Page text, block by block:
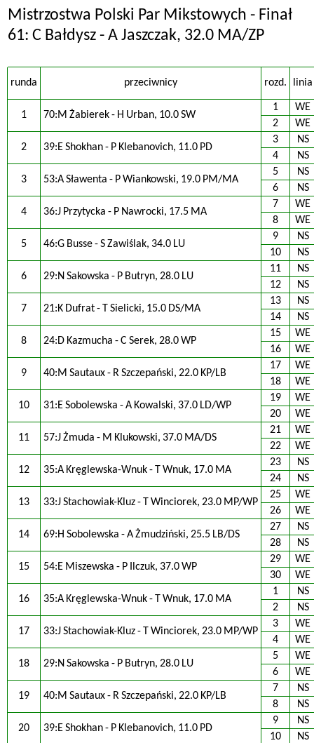
Mistrzostwa Polski Par Mikstowych - Finał
61: C Bałdysz - A Jaszczak, 32.0 MA/ZP
runda przeciwnicy rozd. linia
1 70:M Żabierek - H Urban, 10.0 SW
1
WE
2
WE
2 39:E Shokhan - P Klebanovich, 11.0 PD
3
NS
4
NS
3 53:A Sławenta - P Wiankowski, 19.0 PM/MA
5
NS
6
NS
4 36:J Przytycka - P Nawrocki, 17.5 MA
7
WE
8
WE
5 46:G Busse - S Zawiślak, 34.0 LU
9
NS
10
NS
6 29:N Sakowska - P Butryn, 28.0 LU
11
NS
12
NS
7 21:K Dufrat - T Sielicki, 15.0 DS/MA
13
NS
14
NS
8 24:D Kazmucha - C Serek, 28.0 WP
15
WE
16
WE
9 40:M Sautaux - R Szczepański, 22.0 KP/LB
17
WE
18
WE
10 31:E Sobolewska - A Kowalski, 37.0 LD/WP
19
WE
20
WE
11 57:J Żmuda - M Klukowski, 37.0 MA/DS
21
WE
22
WE
12 35:A Kręglewska-Wnuk - T Wnuk, 17.0 MA
23
NS
24
NS
13 33:J Stachowiak-Kluz - T Winciorek, 23.0 MP/WP
25
WE
26
WE
14 69:H Sobolewska - A Żmudziński, 25.5 LB/DS
27
NS
28
NS
15 54:E Miszewska - P Ilczuk, 37.0 WP
29
WE
30
WE
16 35:A Kręglewska-Wnuk - T Wnuk, 17.0 MA
1
NS
2
NS
17 33:J Stachowiak-Kluz - T Winciorek, 23.0 MP/WP
3
WE
4
WE
18 29:N Sakowska - P Butryn, 28.0 LU
5
WE
6
WE
19 40:M Sautaux - R Szczepański, 22.0 KP/LB
7
NS
8
NS
20 39:E Shokhan - P Klebanovich, 11.0 PD
9
NS
10
NS